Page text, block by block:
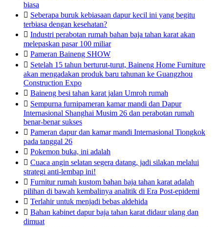
biasa
 Seberapa buruk kebiasaan dapur kecil ini yang begitu
terbiasa dengan kesehatan?
 Industri perabotan rumah bahan baja tahan karat akan
melepaskan pasar 100 miliar
 Pameran Baineng SHOW
 Setelah 15 tahun berturut-turut, Baineng Home Furniture
akan mengadakan produk baru tahunan ke Guangzhou
Construction Expo
 Baineng besi tahan karat jalan Umroh rumah
 Sempurna furnipameran kamar mandi dan Dapur
Internasional Shanghai Musim 26 dan perabotan rumah
benar-benar sukses
 Pameran dapur dan kamar mandi Internasional Tiongkok
pada tanggal 26
 Pokemon buka, ini adalah
 Cuaca angin selatan segera datang, jadi silakan melalui
strategi anti-lembap ini!
 Furnitur rumah kustom bahan baja tahan karat adalah
pilihan di bawah kembalinya analitik di Era Post-epidemi
 Terlahir untuk menjadi bebas aldehida
 Bahan kabinet dapur baja tahan karat didaur ulang dan
dimuat